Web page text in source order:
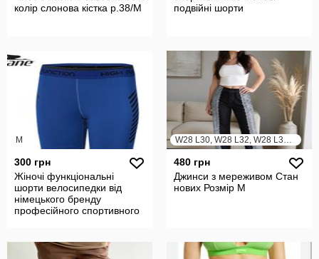
колір слонова кістка р.38/М
подвійні шорти
M
300 грн
Жіночі функціональні
шорти велосипедки від
німецького бренду
професійного спортивного
W28 L30, W28 L32, W28 L34, W29 L30, W29 L32, W29 L34, W30 L30, W30 L32, W30 L34
480 грн
Джинси з мереживом Стан
нових Розмір М